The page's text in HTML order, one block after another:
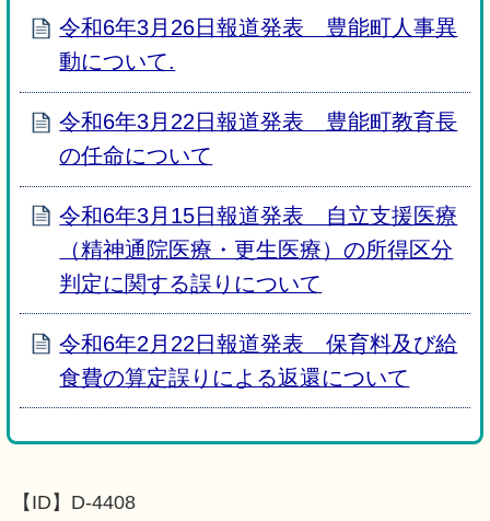
令和6年3月26日報道発表 豊能町人事異
動について.
令和6年3月22日報道発表 豊能町教育長
の任命について
令和6年3月15日報道発表 自立支援医療
（精神通院医療・更生医療）の所得区分
判定に関する誤りについて
令和6年2月22日報道発表 保育料及び給
食費の算定誤りによる返還について
【ID】 D-4408